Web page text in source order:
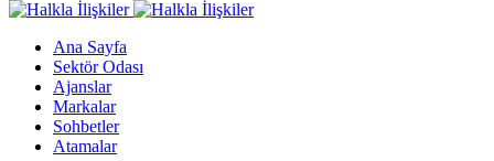
Ana Sayfa
Sektör Odası
Ajanslar
Markalar
Sohbetler
Atamalar